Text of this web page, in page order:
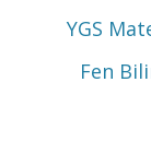
YGS
Fen